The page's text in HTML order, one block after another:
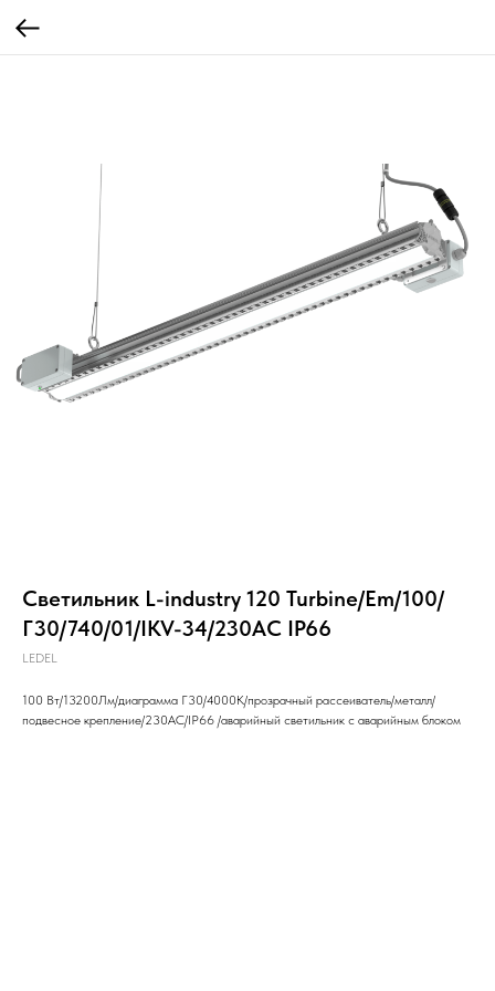
Светильник L-industry 120 Turbine/Em/100/
Г30/740/01/IKV-34/230AC IP66
LEDEL
100 Вт/13200Лм/диаграмма Г30/4000K/прозрачный рассеиватель/металл/
подвесное крепление/230AC/IP66 /аварийный светильник с аварийным блоком